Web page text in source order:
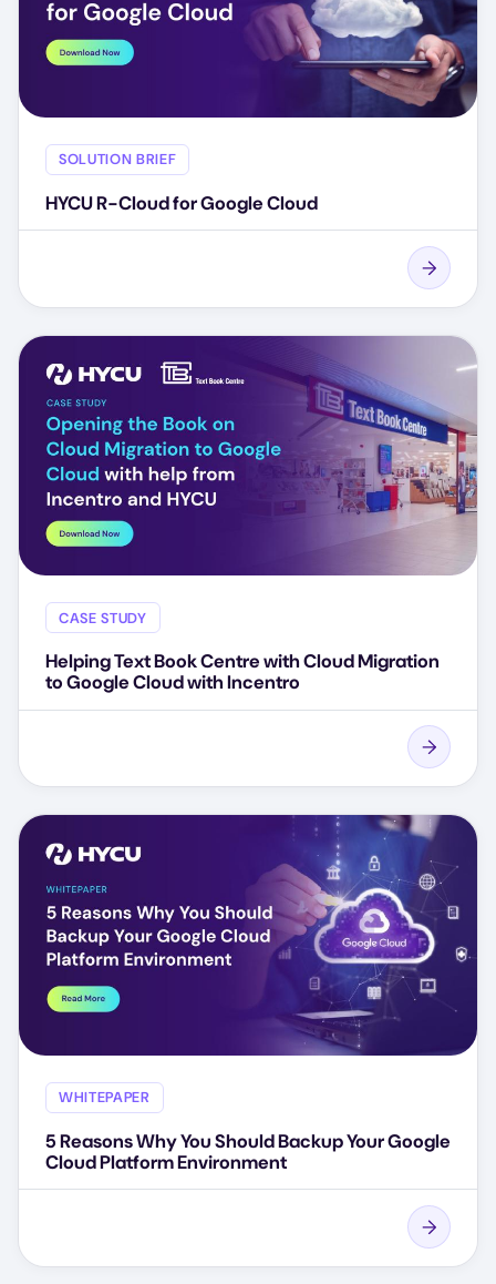
SOLUTION BRIEF
HYCU R-Cloud for Google Cloud
CASE STUDY
Helping Text Book Centre with Cloud Migration
to Google Cloud with Incentro
WHITEPAPER
5 Reasons Why You Should Backup Your Google
Cloud Platform Environment